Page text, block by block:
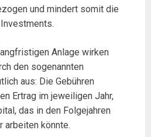
und mindert somit die
Anlage wirken
den sogenannten
aus: Die Gebühren
Ertrag im jeweiligen Jahr,
das in den Folgejahren
arbeiten könnte.